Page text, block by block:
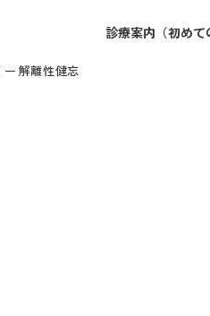
診療案内（初めて
解離性健忘